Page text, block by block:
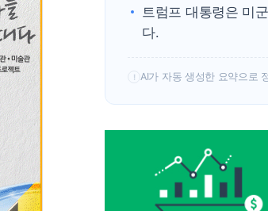
트럼프 대통령은 미
다.
! AI가 자동 생성한 요약으로